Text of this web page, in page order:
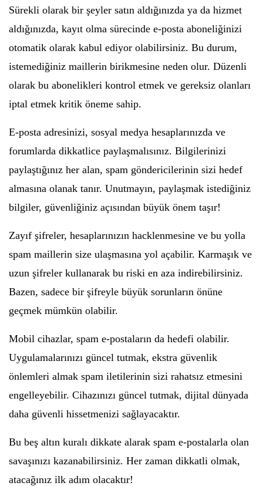
Sürekli olarak bir şeyler satın aldığınızda ya da hizmet
aldığınızda, kayıt olma sürecinde e-posta aboneliğinizi
otomatik olarak kabul ediyor olabilirsiniz. Bu durum,
istemediğiniz maillerin birikmesine neden olur. Düzenli
olarak bu abonelikleri kontrol etmek ve gereksiz olanları
iptal etmek kritik öneme sahip.
E-posta adresinizi, sosyal medya hesaplarınızda ve
forumlarda dikkatlice paylaşmalısınız. Bilgilerinizi
paylaştığınız her alan, spam göndericilerinin sizi hedef
almasına olanak tanır. Unutmayın, paylaşmak istediğiniz
bilgiler, güvenliğiniz açısından büyük önem taşır!
Zayıf şifreler, hesaplarınızın hacklenmesine ve bu yolla
spam maillerin size ulaşmasına yol açabilir. Karmaşık ve
uzun şifreler kullanarak bu riski en aza indirebilirsiniz.
Bazen, sadece bir şifreyle büyük sorunların önüne
geçmek mümkün olabilir.
Mobil cihazlar, spam e-postaların da hedefi olabilir.
Uygulamalarınızı güncel tutmak, ekstra güvenlik
önlemleri almak spam iletilerinin sizi rahatsız etmesini
engelleyebilir. Cihazınızı güncel tutmak, dijital dünyada
daha güvenli hissetmenizi sağlayacaktır.
Bu beş altın kuralı dikkate alarak spam e-postalarla olan
savaşınızı kazanabilirsiniz. Her zaman dikkatli olmak,
atacağınız ilk adım olacaktır!